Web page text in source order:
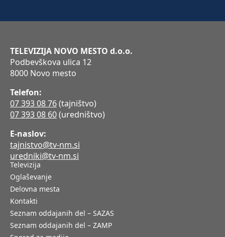
TELEVIZIJA NOVO MESTO d.o.o.
Podbevškova ulica 12
8000 Novo mesto
Telefon:
07 393 08 76(tajništvo)
07 393 08 60(uredništvo)
E-naslov:
tajnistvo@tv-nm.si
uredniki@tv-nm.si
Televizija
Oglaševanje
Delovna mesta
Kontakti
Seznam oddajanih del – SAZAS
Seznam oddajanih del – ZAMP